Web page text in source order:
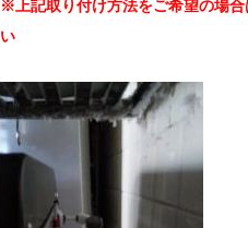
※上記取り付け方法をご希望の場
い